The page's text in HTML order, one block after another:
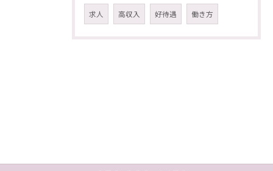
求人 高収入 好待遇 働き方